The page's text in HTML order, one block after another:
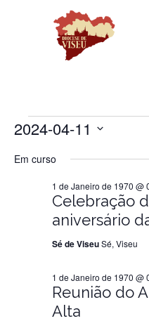
Eventos
Abril
2024-04-11
a
Em curso
Celebração
aniversário
1 de Janeiro de 1970 @
Sé de ViseuSé, Viseu
Reunião do
Alta
1 de Janeiro de 1970 @